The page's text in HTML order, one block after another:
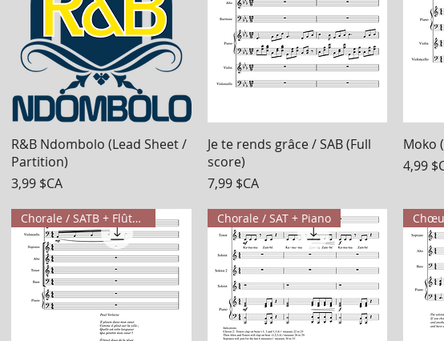
Aperçu rapide
R&B Ndombolo (Lead Sheet /
Partition)
Prix
3,99 $CA
Aperçu rapide
Je te rends grâce / SAB (Full
score)
Prix
7,99 $CA
Moko
Prix
4,99
Chorale / SATB + Flûte + Violoncelle Chorale / SAT + Piano